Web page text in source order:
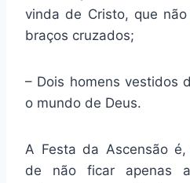
vinda de Cristo, que
braços cruzados;
– Dois homens vestidos
o mundo de Deus.
A Festa da Ascensão
de não ficar apenas